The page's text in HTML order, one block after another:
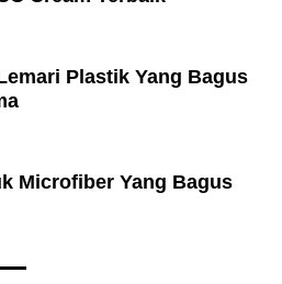
Plastik Yang Bagus
Microfiber Yang Bagus